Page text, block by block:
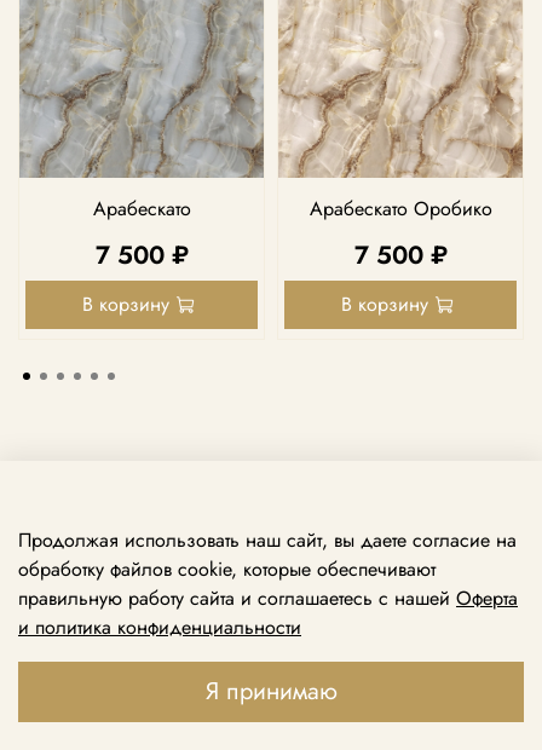
Арабескато
7 500 ₽
В корзину
Арабескато Оробико
7 500 ₽
В корзину
Принимаем звонки ежедневно с 10:00 до 21:00
+7 969 138 74 79
+7 495 888 49 79
Продолжая использовать наш сайт, вы даете согласие на
обработку файлов cookie, которые обеспечивают
правильную работу сайта и соглашаетесь с нашей Оферта
и политика конфиденциальности
Я принимаю